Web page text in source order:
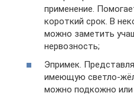
применение.
короткий срок. В
можно заметить
нервозность;
Эпримек.
имеющую светло-
можно подкожно